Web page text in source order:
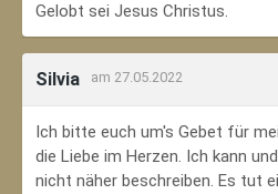
Gelobt sei Jesus Christus.
Silvia am 27.05.2022
Ich bitte euch um's Gebet für
die Liebe im Herzen. Ich kann
nicht näher beschreiben. Es tut